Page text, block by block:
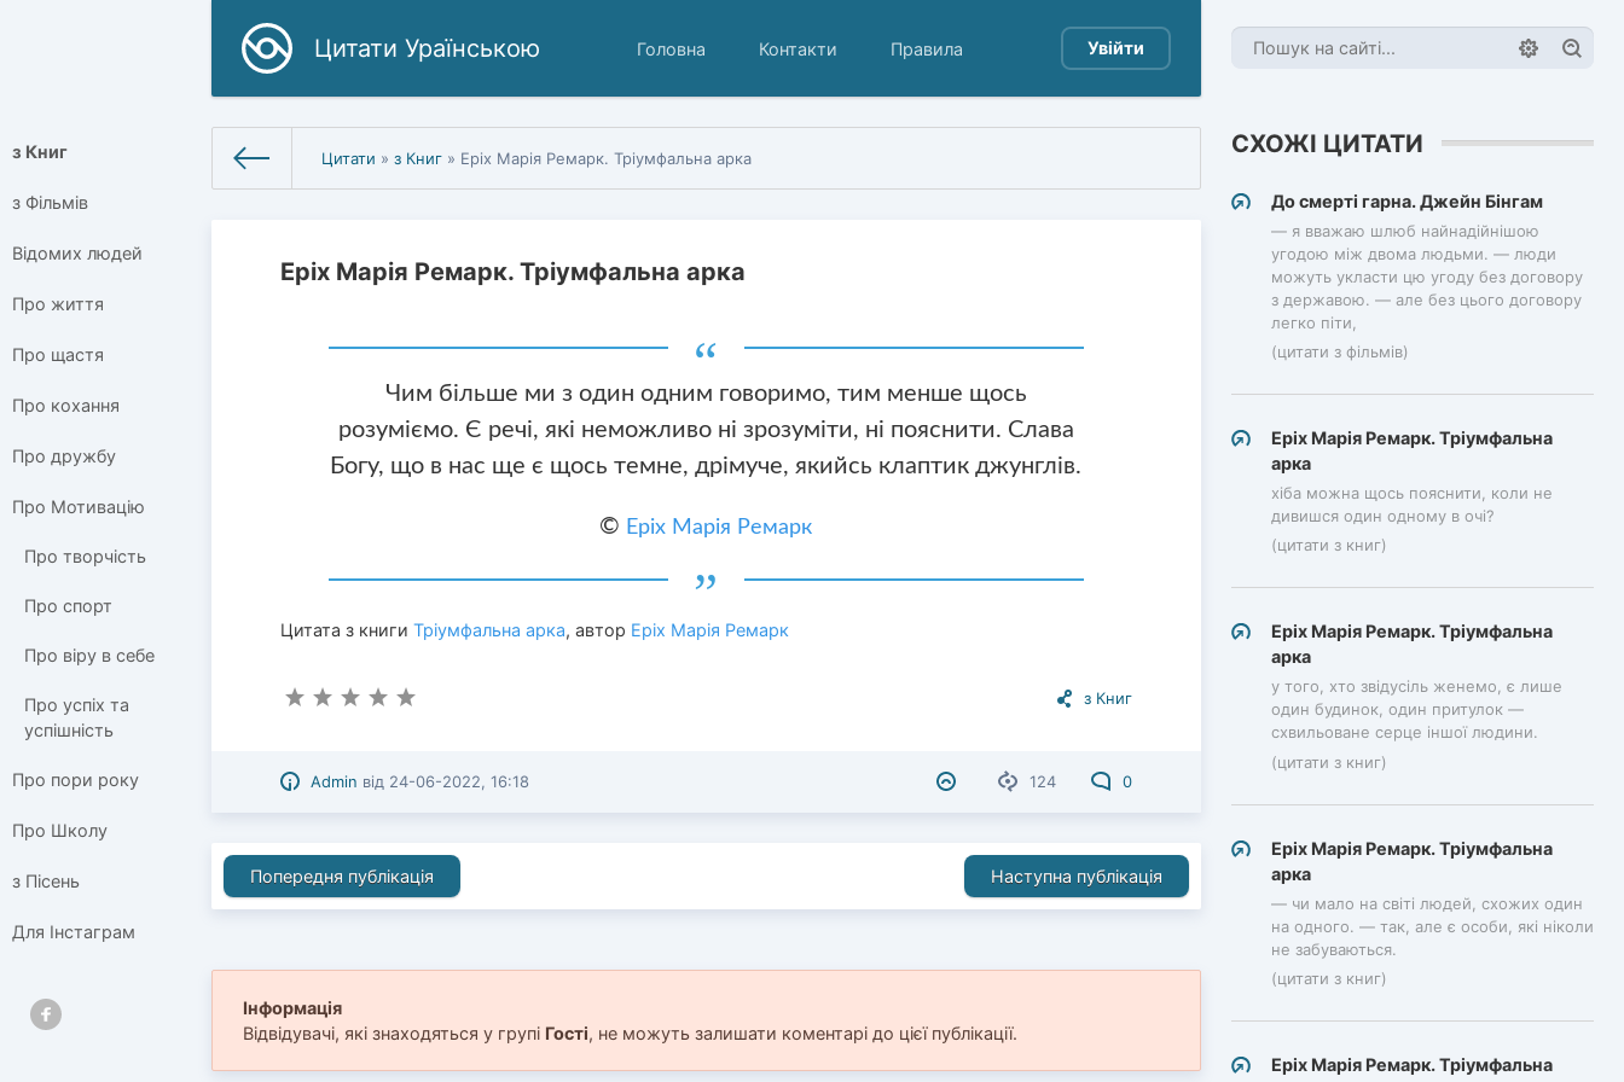
Цитати Ураїнською Головна Контакти Правила Увійти
з Книг
з Фільмів
Відомих людей
Про життя
Про щастя
Про кохання
Про дружбу
Про Мотивацію
Про творчість
Про спорт
Про віру в себе
Про успіх та
успішність
Про пори року
Про Школу
з Пісень
Для Інстаграм
Цитати »з Книг » Еріх Марія Ремарк. Тріумфальна арка
Еріх Марія Ремарк. Тріумфальна арка
Чим більше ми з один одним говоримо, тим менше щось
розуміємо. Є речі, які неможливо ні зрозуміти, ні пояснити. Слава
Богу, що в нас ще є щось темне, дрімуче, якийсь клаптик джунглів.
© Еріх Марія Ремарк
Цитата з книгиТріумфальна арка, автор Еріх Марія Ремарк
з Книг
124 0
Admin від 24-06-2022, 16:18
СХОЖІ ЦИТАТИ
До смерті гарна. Джейн Бінгам
— я вважаю шлюб найнадійнішою
угодою між двома людьми. — люди
можуть укласти цю угоду без договору
з державою. — але без цього договору
легко піти,
(цитати з фільмів)
Еріх Марія Ремарк. Тріумфальна
арка
хіба можна щось пояснити, коли не
дивишся один одному в очі?
(цитати з книг)
Еріх Марія Ремарк. Тріумфальна
арка
у того, хто звідусіль женемо, є лише
один будинок, один притулок —
схвильоване серце іншої людини.
(цитати з книг)
Еріх Марія Ремарк. Тріумфальна
арка
— чи мало на світі людей, схожих один
на одного. — так, але є особи, які ніколи
не забуваються.
(цитати з книг)
Еріх Марія Ремарк. Тріумфальна
Попередня публікація Наступна публікація
Інформація
Відвідувачі, які знаходяться у групі Гості, не можуть залишати коментарі до цієї публікації.